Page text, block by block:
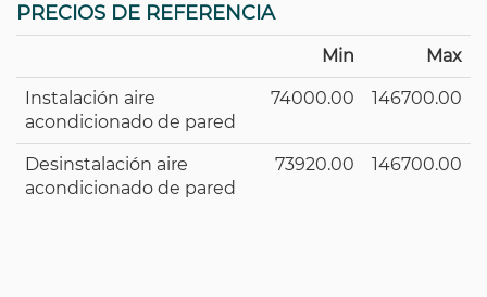
PRECIOS DE REFERENCIA
Min Max
Instalación aire
acondicionado de pared
74000.00 146700.00
Desinstalación aire
acondicionado de pared
73920.00 146700.00